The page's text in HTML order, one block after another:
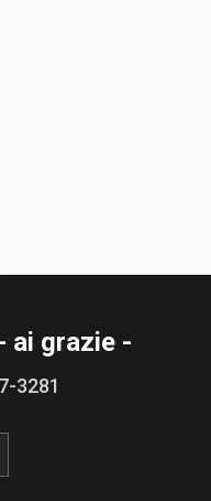
ai grazie -
3281